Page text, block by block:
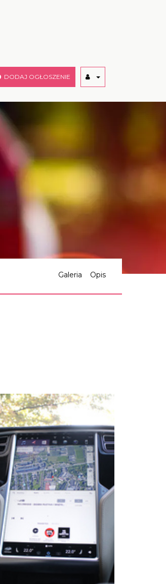
DODAJ OGŁOSZENIE
Galeria Opis